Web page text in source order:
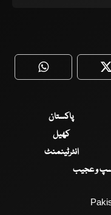
WhatsApp
پاکستان
کھیل
انٹرٹینمنٹ
و عجیب